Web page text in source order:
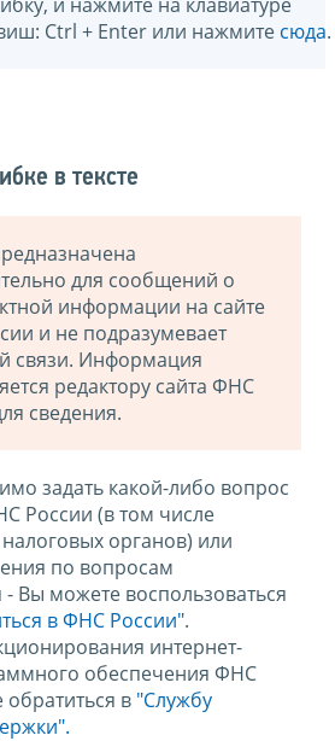
Ctrl + Enter или нажмите сюда.
в тексте
для сообщений о
информации на сайте
и не подразумевает
связи. Информация
редактору сайта ФНС
сведения.
задать какой-либо вопрос
России (в том числе
органов) или
по вопросам
Вы можете воспользоваться
в ФНС России".
интернет-
обеспечения ФНС
в "Службу